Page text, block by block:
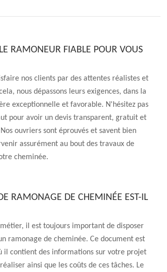
RAMONEUR FIABLE POUR VOUS
nos clients par des attentes réalistes et
nous dépassons leurs exigences, dans la
exceptionnelle et favorable. N'hésitez pas
pour avoir un devis transparent, gratuit et
ouvriers sont éprouvés et savent bien
assurément au bout des travaux de
cheminée.
RAMONAGE DE CHEMINÉE EST-IL
métier, il est toujours important de disposer
ramonage de cheminée. Ce document est
il contient des informations sur votre projet
ainsi que les coûts de ces tâches. Le